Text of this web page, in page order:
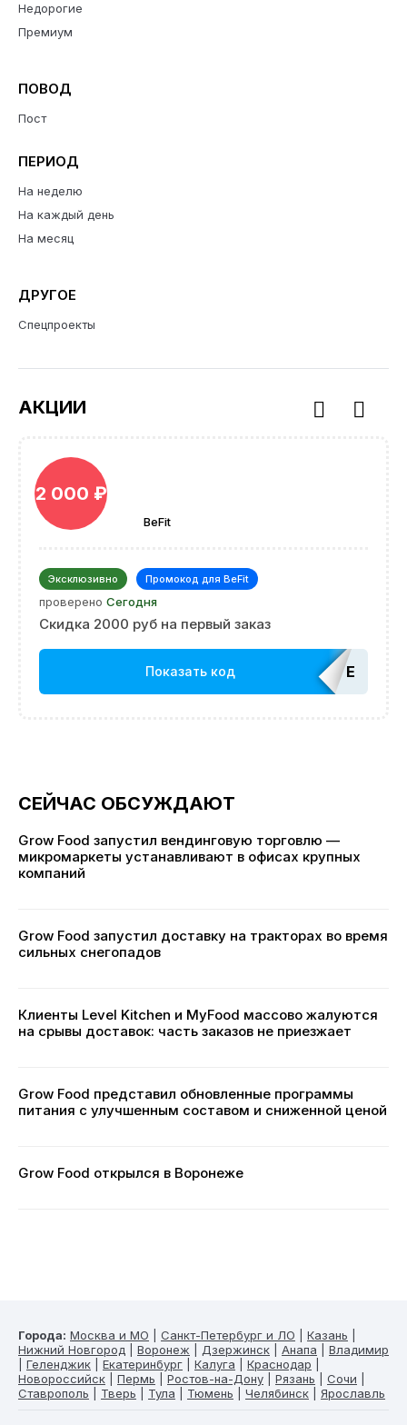
Недорогие
Премиум
ПОВОД
Пост
ПЕРИОД
На неделю
На каждый день
На месяц
ДРУГОЕ
Спецпроекты
АКЦИИ
BeFit
2 000 ₽
Эксклюзивно Промокод для BeFit
проверено Сегодня
Скидка 2000 руб на первый заказ
Показать код
СЕЙЧАС ОБСУЖДАЮТ
Grow Food запустил вендинговую торговлю —
микромаркеты устанавливают в офисах крупных
компаний
Grow Food запустил доставку на тракторах во время
сильных снегопадов
Клиенты Level Kitchen и MyFood массово жалуются
на срывы доставок: часть заказов не приезжает
Grow Food представил обновленные программы
питания с улучшенным составом и сниженной ценой
Grow Food открылся в Воронеже
Города: Москва и МО Санкт-Петербург и ЛО Казань
Нижний Новгород
Воронеж Дзержинск Анапа
Владимир
Геленджик Екатеринбург Калуга Краснодар
Новороссийск
Пермь Ростов-на-Дону Рязань Сочи
Ставрополь
Тверь Тула Тюмень Челябинск Ярославль